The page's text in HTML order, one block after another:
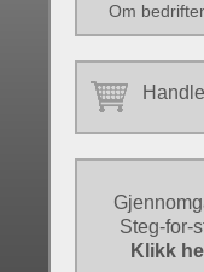
Om
Steg-for-
Klikk